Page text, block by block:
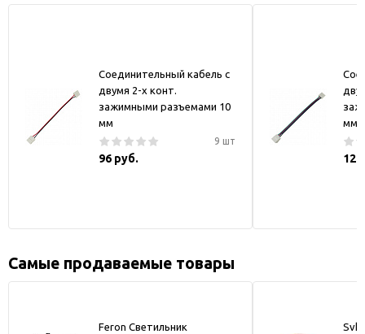
Соединительный кабель с
двумя 2-х конт.
зажимными разъемами 10
мм
9 шт
96 руб.
мм
Самые продаваемые товары
Feron Светильник